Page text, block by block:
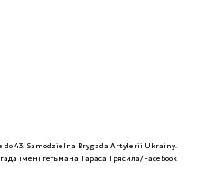
do 43. Samodzielna Brygada Artylerii Ukrainy.
імені гетьмана Тараса Трясила/Facebook